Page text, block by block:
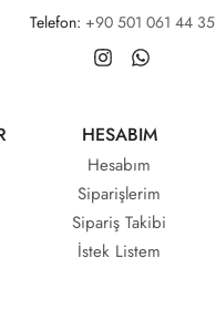
Telefon: +90 501 061 44 35
HESABIM
Hesabım
Siparişlerim
Sipariş Takibi
İstek Listem